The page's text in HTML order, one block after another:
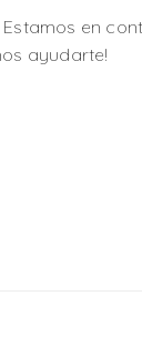
Estamos en
ayudarte!